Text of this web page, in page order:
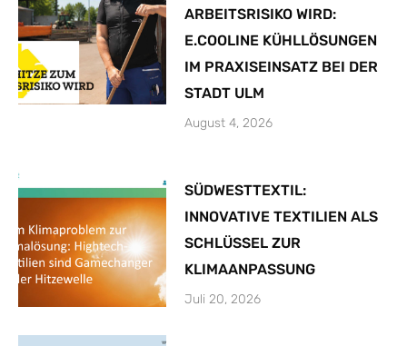
ARBEITSRISIKO WIRD:
E.COOLINE KÜHLLÖSUNGEN
IM PRAXISEINSATZ BEI DER
STADT ULM
August 4, 2026
SÜDWESTTEXTIL:
INNOVATIVE TEXTILIEN ALS
SCHLÜSSEL ZUR
KLIMAANPASSUNG
Juli 20, 2026